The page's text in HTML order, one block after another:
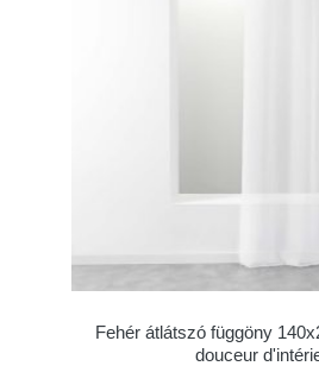
Fehér átlátszó függöny
douceur